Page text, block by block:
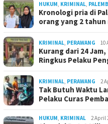
HUKUM, KRIMINAL,
Kronologi pria di
orang yang 2
KRIMINAL, PERAWANG 10
Kurang dari 24
Ringkus Pelaku
KRIMINAL, PERAWANG 2
Tak Butuh Waktu
Pelaku Curas
HUKUM, KRIMINAL 2 April